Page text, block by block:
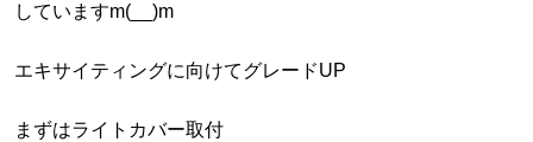
していますm(__)m
エキサイティングに向けてグレードUP
まずはライトカバー取付